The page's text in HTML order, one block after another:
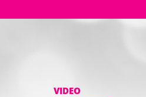
VIDEO